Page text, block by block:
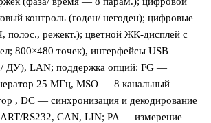
контроль (годен/ негоден); цифровые
режект.); цветной ЖК-дисплей с
800×480 точек), интерфейсы USB
ДУ), LAN; поддержка опций: FG —
25 МГц, MSO — 8 канальный
, DC — синхронизация и декодирование
RS232, CAN, LIN; PA — измерение